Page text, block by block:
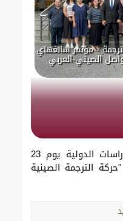
- مؤتمر شانغهاي
الصيني-العربي
شهدت جامعة شانغهاي للدراسات الدولية يوم 23
"حركة الترجمة الصينية